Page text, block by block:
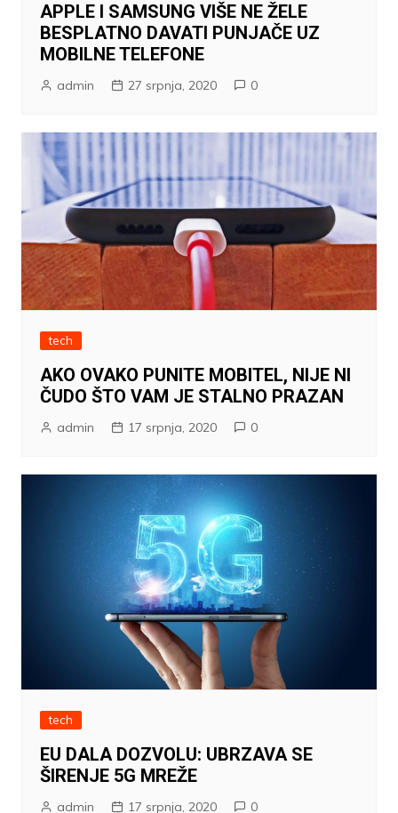
APPLE I SAMSUNG VIŠE NE ŽELE
BESPLATNO DAVATI PUNJAČE UZ
MOBILNE TELEFONE
admin 27 srpnja, 2020 0
tech
AKO OVAKO PUNITE MOBITEL, NIJE NI
ČUDO ŠTO VAM JE STALNO PRAZAN
admin 17 srpnja, 2020 0
tech
EU DALA DOZVOLU: UBRZAVA SE
ŠIRENJE 5G MREŽE
admin 17 srpnja, 2020 0